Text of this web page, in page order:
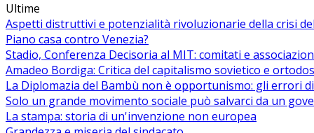
Ultime
Aspetti distruttivi e potenzialità rivoluzionarie della crisi
Piano casa contro Venezia?
Stadio, Conferenza Decisoria al MIT: comitati e
Amadeo Bordiga: Critica del capitalismo sovietico e
La Diplomazia del Bambù non è opportunismo: gli errori
Solo un grande movimento sociale può salvarci da un
La stampa: storia di un'invenzione non europea